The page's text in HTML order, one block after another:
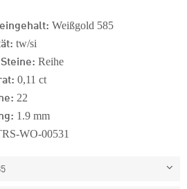
Weißgold 585
tw/si
Reihe
0,11 ct
22
1.9 mm
WO-00531